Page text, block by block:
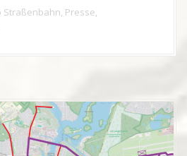
Straßenbahn, Presse,